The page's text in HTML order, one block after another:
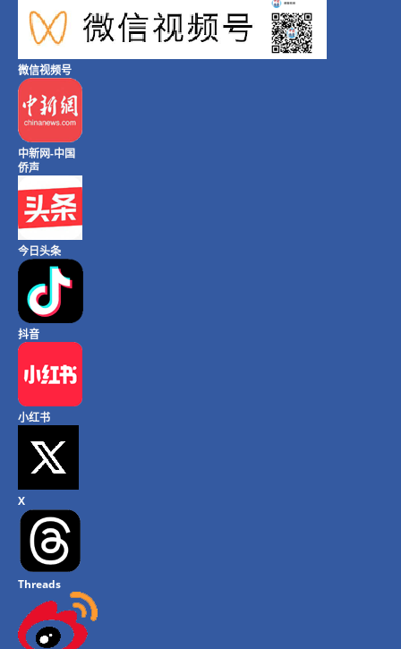
微信视频号
中新网-中国
侨声
今日头条
抖音
小红书
X
Threads